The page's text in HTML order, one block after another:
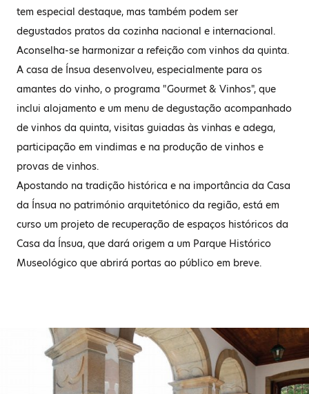
tem especial destaque, mas também podem ser
degustados pratos da cozinha nacional e internacional.
Aconselha-se harmonizar a refeição com vinhos da quinta.
A casa de Ínsua desenvolveu, especialmente para os
amantes do vinho, o programa "Gourmet & Vinhos", que
inclui alojamento e um menu de degustação acompanhado
de vinhos da quinta, visitas guiadas às vinhas e adega,
participação em vindimas e na produção de vinhos e
provas de vinhos.
Apostando na tradição histórica e na importância da Casa
da Ínsua no património arquitetónico da região, está em
curso um projeto de recuperação de espaços históricos da
Casa da Ínsua, que dará origem a um Parque Histórico
Museológico que abrirá portas ao público em breve.